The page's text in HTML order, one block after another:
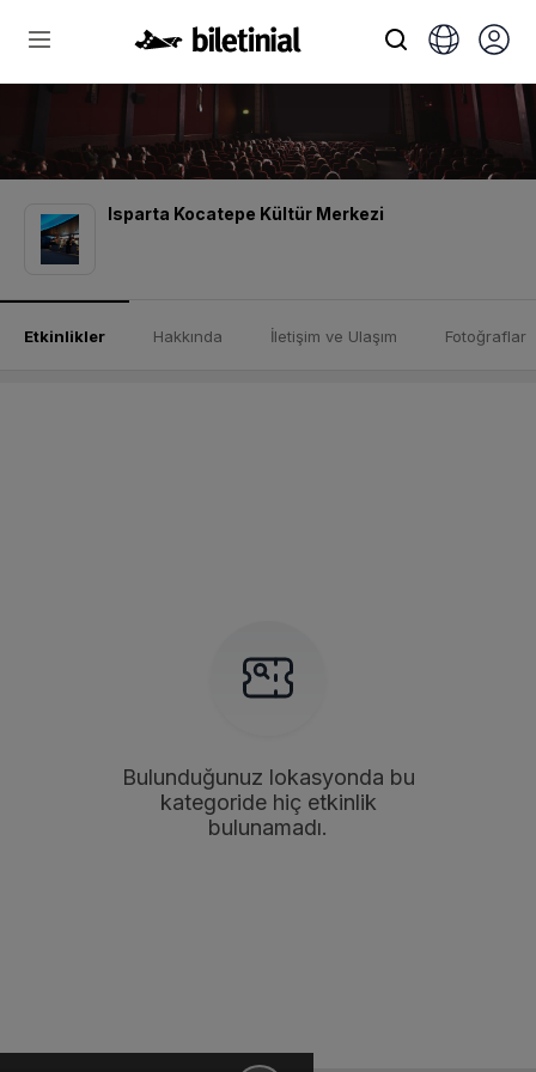
Isparta Kocatepe Kültür Merkezi
Etkinlikler Hakkında İletişim ve Ulaşım Fotoğraflar
Bulunduğunuz lokasyonda bu
kategoride hiç etkinlik
bulunamadı.